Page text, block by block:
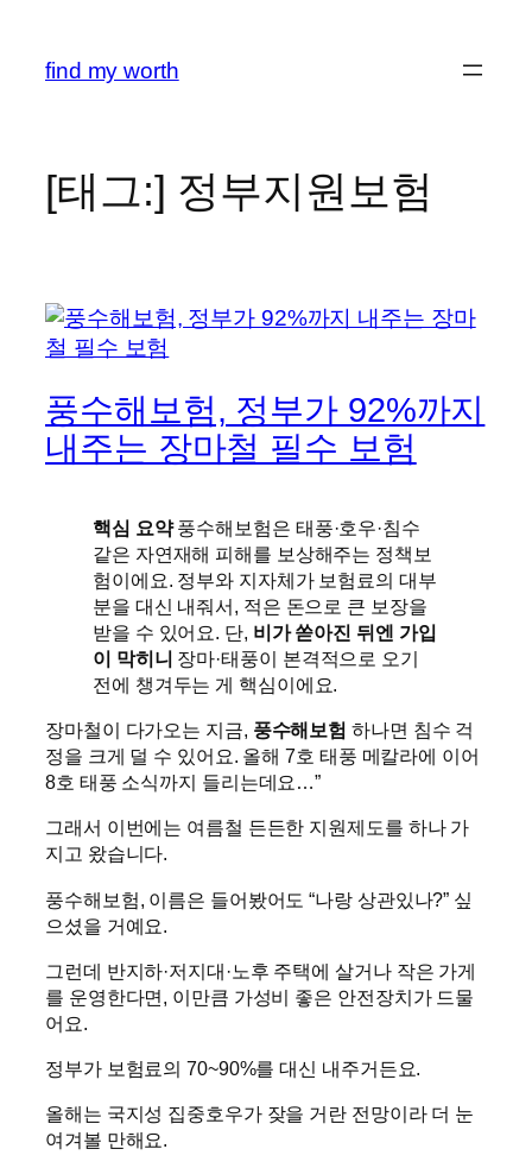
find my worth
[태그:] 정부지원보험
풍수해보험, 정부가 92%까지
내주는 장마철 필수 보험
핵심 요약풍수해보험은 태풍·호우·침수
같은 자연재해 피해를 보상해주는 정책보
험이에요. 정부와 지자체가 보험료의 대부
분을 대신 내줘서, 적은 돈으로 큰 보장을
받을 수 있어요. 단, 비가 쏟아진 뒤엔 가입
이 막히니 장마·태풍이 본격적으로 오기
전에 챙겨두는 게 핵심이에요.
장마철이 다가오는 지금, 풍수해보험 하나면 침수 걱
정을 크게 덜 수 있어요. 올해 7호 태풍 메칼라에 이어
8호 태풍 소식까지 들리는데요…”
그래서 이번에는 여름철 든든한 지원제도를 하나 가
지고 왔습니다.
풍수해보험, 이름은 들어봤어도 “나랑 상관있나?” 싶
으셨을 거예요.
그런데 반지하·저지대·노후 주택에 살거나 작은 가게
를 운영한다면, 이만큼 가성비 좋은 안전장치가 드물
어요.
정부가 보험료의 70~90%를 대신 내주거든요.
올해는 국지성 집중호우가 잦을 거란 전망이라 더 눈
여겨볼 만해요.